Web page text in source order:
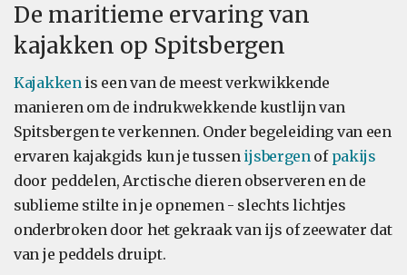
De maritieme ervaring van
kajakken op Spitsbergen
Kajakkenis een van de meest verkwikkende
manieren om de indrukwekkende kustlijn van
Spitsbergen te verkennen. Onder begeleiding van een
ervaren kajakgids kun je tussen ijsbergenof pakijs
door peddelen, Arctische dieren observeren en de
sublieme stilte in je opnemen - slechts lichtjes
onderbroken door het gekraak van ijs of zeewater dat
van je peddels druipt.